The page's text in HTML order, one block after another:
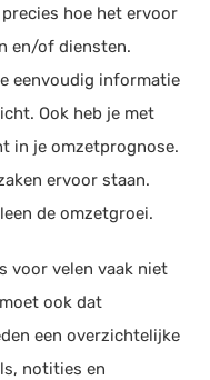
hoe het ervoor
en/of diensten.
eenvoudig informatie
Ook heb je met
in je omzetprognose.
ervoor staan.
de omzetgroei.
voor velen vaak niet
ook dat
een overzichtelijke
notities en